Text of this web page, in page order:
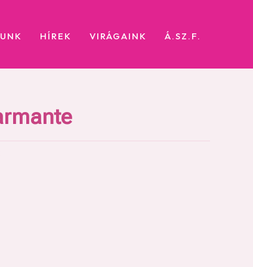
HÍREK VIRÁGAINK Á.SZ.F.